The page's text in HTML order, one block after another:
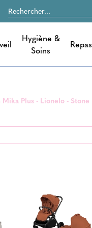
Hygiène &
Soins
Repas
Plus - Lionelo - Stone